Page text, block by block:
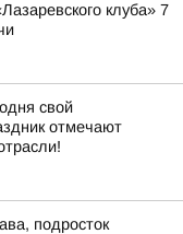
клуба» 7
свой
отмечают
подросток